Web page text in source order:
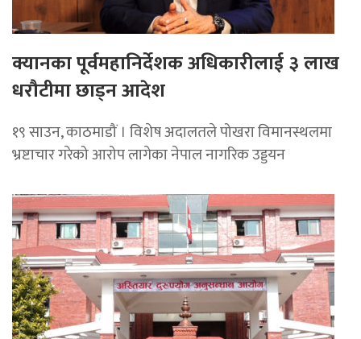
क्यानका पूर्वमहानिर्देशक अधिकारीलाई ३ लाख
धरौटीमा छाड्न आदेश
१९ साउन, काठमाडौं । विशेष अदालतले पोखरा विमानस्थलमा
भ्रष्टाचार गरेको आरोप लागेका नेपाल नागरिक उड्डयन